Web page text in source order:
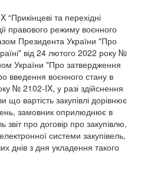
“Прикінцеві та перехідні
правового режиму воєнного
Президента України "Про
від 24 лютого 2022 року №
України "Про затвердження
введення воєнного стану в
№ 2102-IX, у разі здійснення
що вартість закупівлі дорівнює
замовник оприлюднює в
звіт про договір про закупівлю,
системи закупівель,
днів з дня укладення такого